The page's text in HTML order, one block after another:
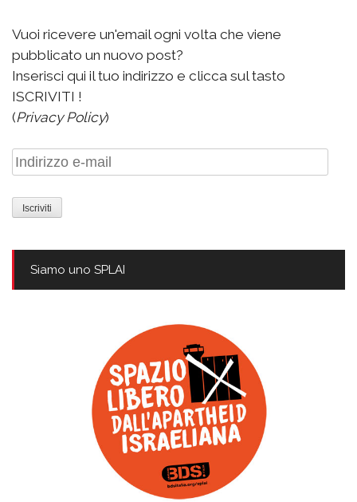
Vuoi ricevere un'email ogni volta che viene
pubblicato un nuovo post?
Inserisci qui il tuo indirizzo e clicca sul tasto
ISCRIVITI !
(Privacy Policy)
Indirizzo
e-
mail
Siamo uno SPLAI